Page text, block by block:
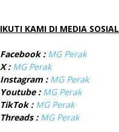
IKUTI KAMI DI MEDIA SOSIAL
Facebook : MG Perak
X : MG Perak
Instagram : MG Perak
Youtube : MG Perak
TikTok : MG Perak
Threads : MG Perak